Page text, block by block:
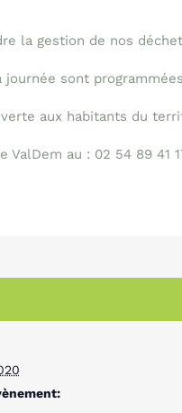
la gestion de nos
sont
aux habitants du
ValDem au : 02 54 89 41